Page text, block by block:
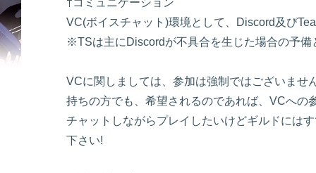
†コミュニケーション
VC(ボイスチャット)環境として、Discord及び
※TSは主にDiscordが不具合を生じた場合の予備
VCに関しましては、参加は強制ではございませ
持ちの方でも、希望されるのであれば、VCへの
チャットしながらプレイしたいけどギルドには
下さい!